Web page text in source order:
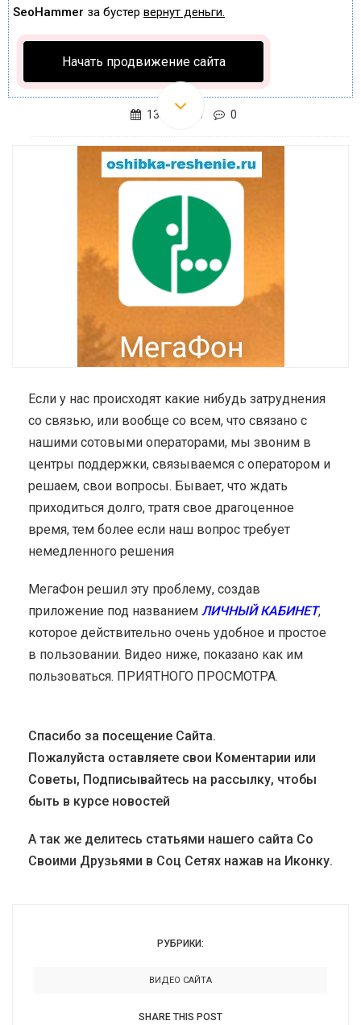
SeoHammer за бустер вернут деньги.
Начать продвижение сайта
13.07.2016 0
Если у нас происходят какие нибудь затруднения
со связью, или вообще со всем, что связано с
нашими сотовыми операторами, мы звоним в
центры поддержки, связываемся с оператором и
решаем, свои вопросы. Бывает, что ждать
приходиться долго, тратя свое драгоценное
время, тем более если наш вопрос требует
немедленного решения
МегаФон решил эту проблему, создав
приложение под названием ЛИЧНЫЙ КАБИНЕТ,
которое действительно очень удобное и простое
в пользовании. Видео ниже, показано как им
пользоваться. ПРИЯТНОГО ПРОСМОТРА.
Спасибо за посещение Сайта.
Пожалуйста оставляете свои Коментарии или
Советы, Подписывайтесь на рассылку, чтобы
быть в курсе новостей
А так же делитесь статьями нашего сайта Со
Своими Друзьями в Соц Сетях нажав на Иконку.
РУБРИКИ:
ВИДЕО САЙТА
SHARE THIS POST